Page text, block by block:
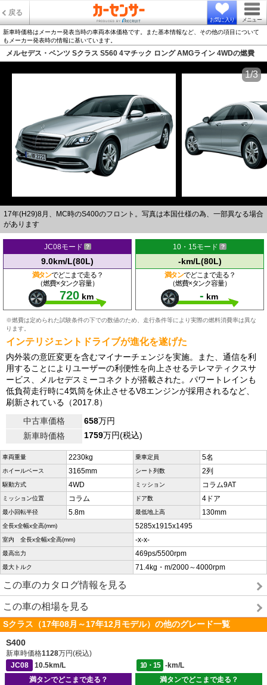
戻る
お気に入り メニュー
新車時価格はメーカー発表当時の車両本体価格です。また基本情報など、その他の項目について
もメーカー発表時の情報に基いています。
メルセデス・ベンツ Sクラス S560 4マチック ロング AMGライン 4WDの燃費
17年(H29)8月、MC時のS400のフロント。写真は本国仕様の為、一部異なる場合
があります
1/3
JC08モード
9.0km/L(80L)
満タンでどこまで走る？
（燃費×タンク容量）
720 km
10・15モード
-km/L(80L)
満タンでどこまで走る？
（燃費×タンク容量）
- km
※燃費は定められた試験条件の下での数値のため、走行条件等により実際の燃料消費率は異な
ります。
インテリジェントドライブが進化を遂げた
内外装の意匠変更を含むマイナーチェンジを実施。また、通信を利
用することによりユーザーの利便性を向上させるテレマティクスサ
ービス、メルセデスミーコネクトが搭載された。パワートレインも
低負荷走行時に4気筒を休止させるV8エンジンが採用されるなど、
刷新されている（2017.8）
中古車価格
658万円
新車時価格
1759万円(税込)
車両重量 2230kg 乗車定員 5名
ホイールベース 3165mm シート列数 2列
駆動方式 4WD ミッション コラム9AT
ミッション位置 コラム ドア数 4ドア
最小回転半径 5.8m 最低地上高 130mm
全長x全幅x全高(mm) 5285x1915x1495
室内 全長x全幅x全高(mm) -x-x-
最高出力 469ps/5500rpm
最大トルク 71.4kg・m/2000～4000rpm
この車のカタログ情報を見る
この車の相場を見る
Sクラス（17年08月～17年12月モデル）の他のグレード一覧
S400
新車時価格1128万円(税込)
JC08
10.5km/L 10・15
-km/L
満タンでどこまで走る？
満タンでどこまで走る？